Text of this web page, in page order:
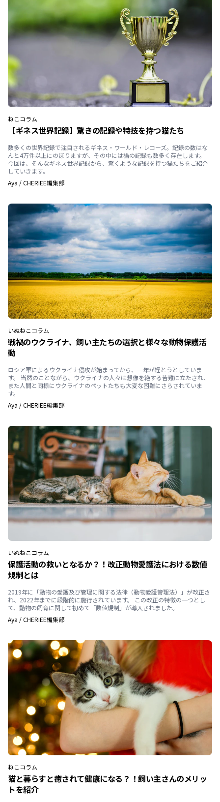
ねこコラム
【ギネス世界記録】驚きの記録や特技を持つ猫たち
数多くの世界記録で注目されるギネス・ワールド・レコーズ。記録の数はな
んと4万件以上にのぼりますが、その中には猫の記録も数多く存在します。
今回は、そんなギネス世界記録から、驚くような記録を持つ猫たちをご紹介
していきます。
Aya /CHERIEE編集部
いぬねこコラム
戦禍のウクライナ、飼い主たちの選択と様々な動物保護活
動
ロシア軍によるウクライナ侵攻が始まってから、一年が経とうとしていま
す。 当然のことながら、ウクライナの人々は想像を絶する苦難に立たされ、
また人間と同様にウクライナのペットたちも大変な困難にさらされていま
す。
Aya /CHERIEE編集部
いぬねこコラム
保護活動の救いとなるか？！改正動物愛護法における数値
規制とは
2019年に「動物の愛護及び管理に関する法律（動物愛護管理法）」が改正さ
れ、2022年までに段階的に施行されています。 この改正の特徴の一つとし
て、動物の飼育に関して初めて「数値規制」が導入されました。
Aya /CHERIEE編集部
ねこコラム
猫と暮らすと癒されて健康になる？！飼い主さんのメリッ
トを紹介